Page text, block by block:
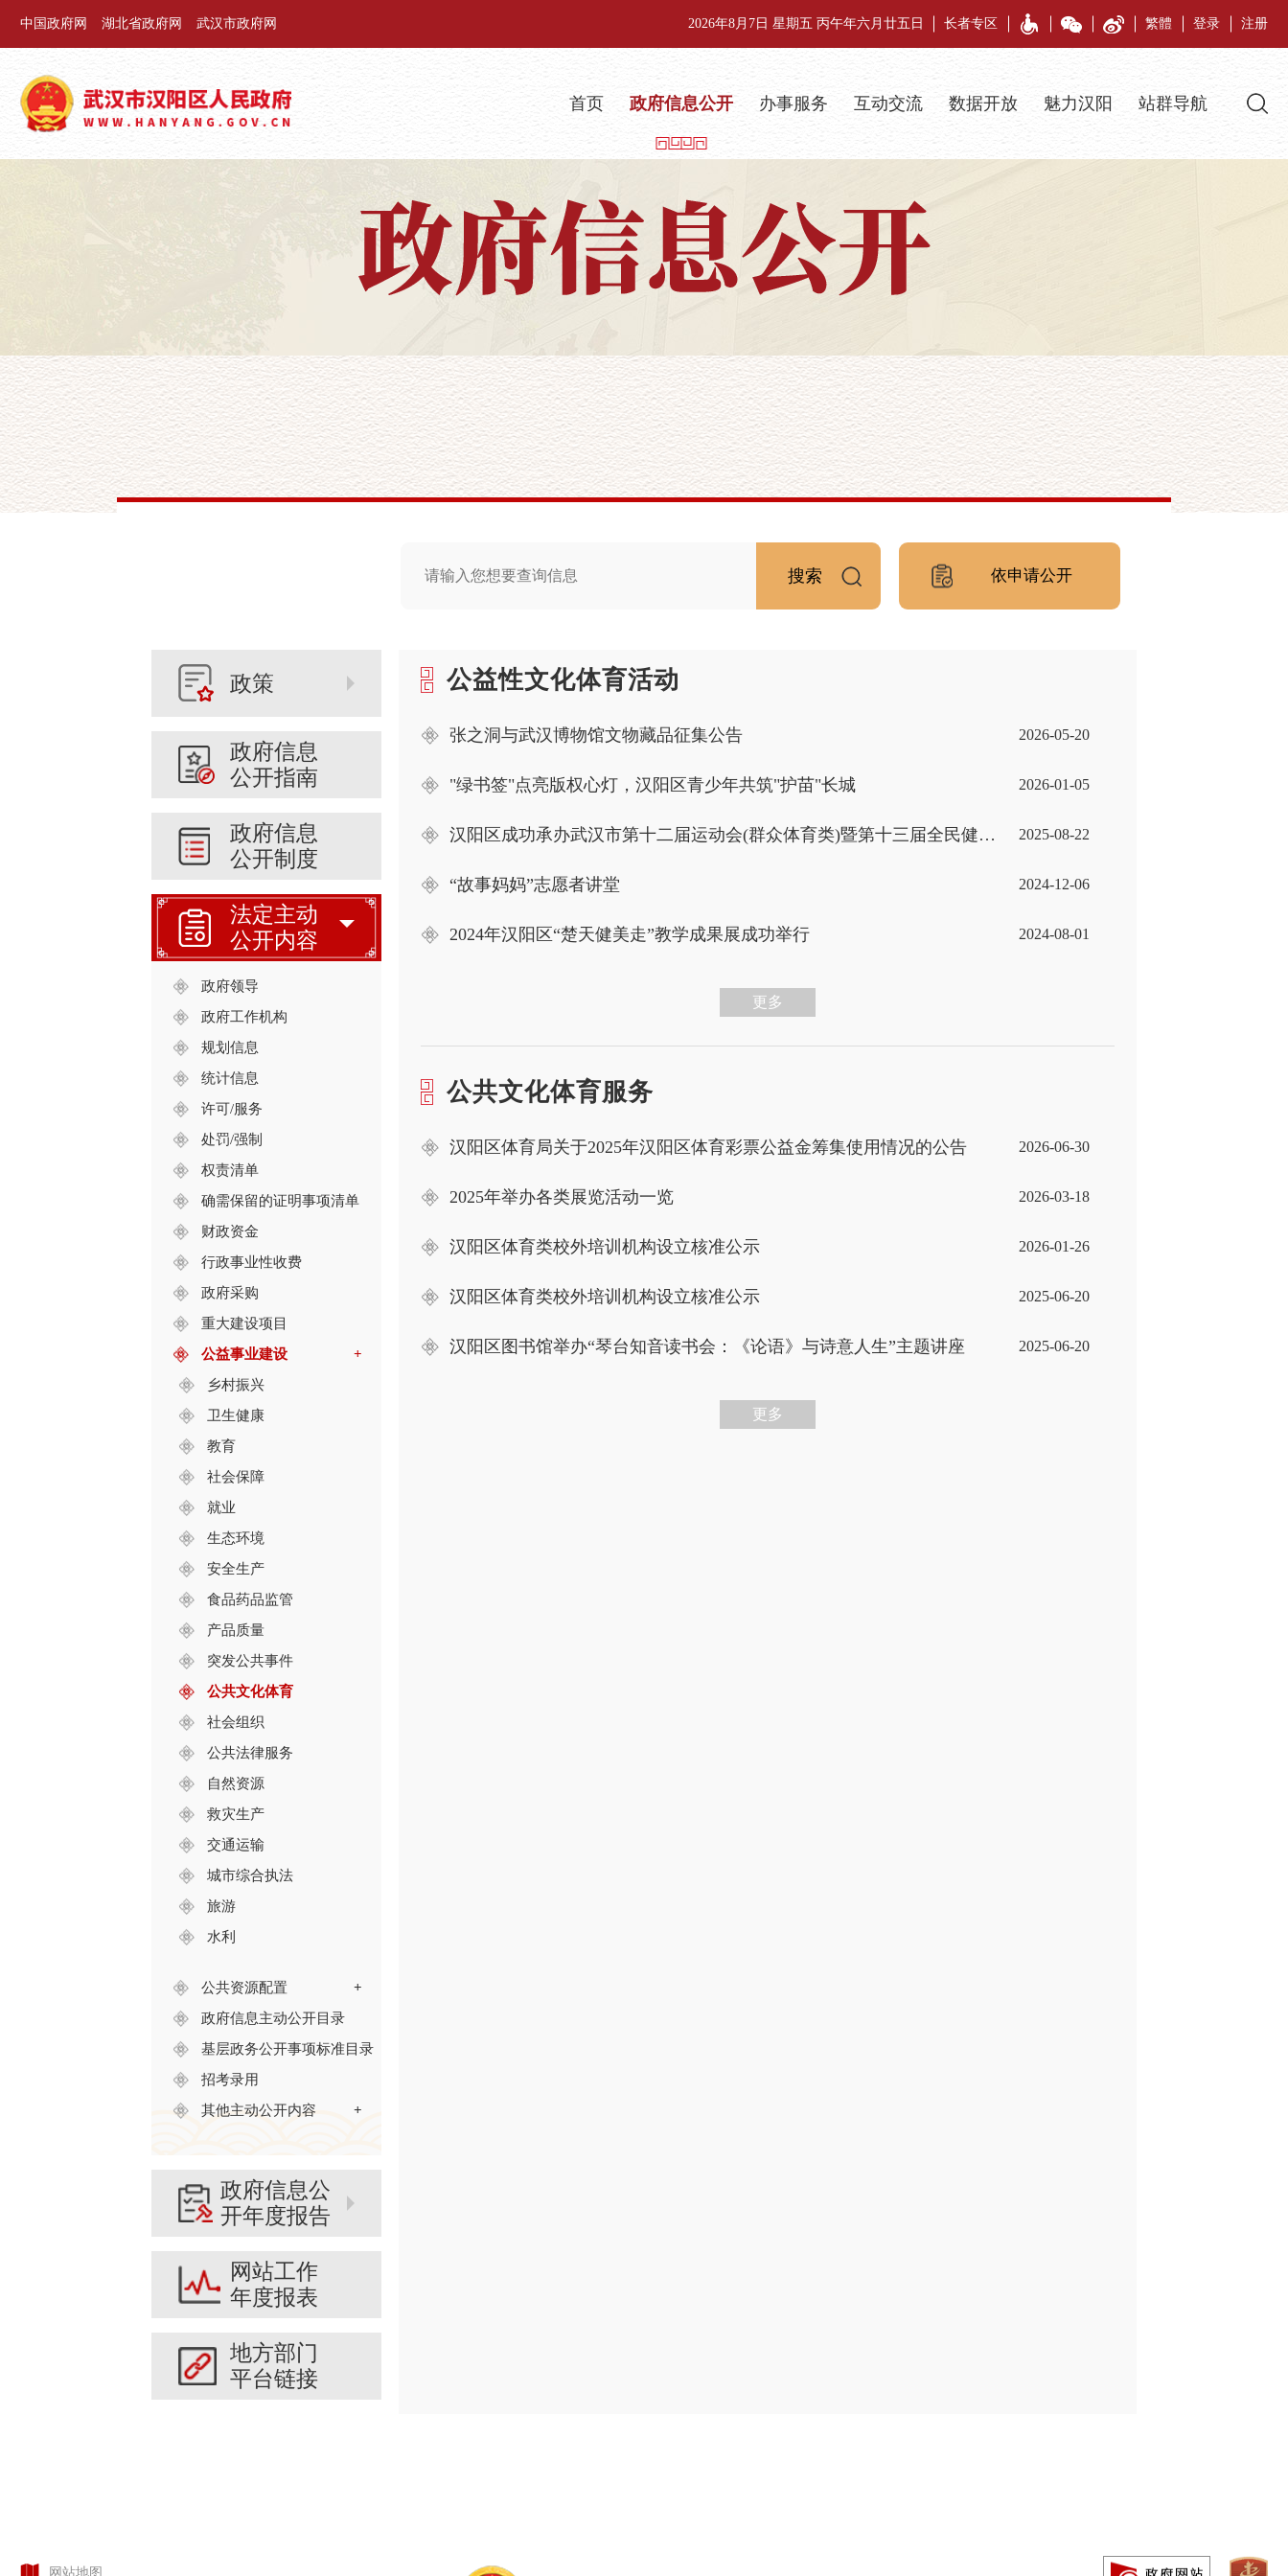
中国政府网 湖北省政府网 武汉市政府网 2026年8月7日 星期五 丙午年六月廿五日 长者专区 繁體 登录 注册
首页 政府信息公开 办事服务 互动交流 数据开放 魅力汉阳 站群导航
搜索 依申请公开
政策
政府信息
公开指南
政府信息
公开制度
法定主动
公开内容
政府领导
政府工作机构
规划信息
统计信息
许可/服务
处罚/强制
权责清单
确需保留的证明事项清单
财政资金
行政事业性收费
政府采购
重大建设项目
公益事业建设
+
乡村振兴
卫生健康
教育
社会保障
就业
生态环境
安全生产
食品药品监管
产品质量
突发公共事件
公共文化体育
社会组织
公共法律服务
自然资源
救灾生产
交通运输
城市综合执法
旅游
水利
公共资源配置
+
政府信息主动公开目录
基层政务公开事项标准目录
招考录用
其他主动公开内容
+
政府信息公
开年度报告
网站工作
年度报表
地方部门
平台链接
公益性文化体育活动
张之洞与武汉博物馆文物藏品征集公告 2026-05-20
"绿书签"点亮版权心灯，汉阳区青少年共筑"护苗"长城 2026-01-05
汉阳区成功承办武汉市第十二届运动会(群众体育类)暨第十三届全民健身运动会乒乓球比赛 2025-08-22
“故事妈妈”志愿者讲堂 2024-12-06
2024年汉阳区“楚天健美走”教学成果展成功举行 2024-08-01
更多
公共文化体育服务
汉阳区体育局关于2025年汉阳区体育彩票公益金筹集使用情况的公告 2026-06-30
2025年举办各类展览活动一览 2026-03-18
汉阳区体育类校外培训机构设立核准公示 2026-01-26
汉阳区体育类校外培训机构设立核准公示 2025-06-20
汉阳区图书馆举办“琴台知音读书会：《论语》与诗意人生”主题讲座 2025-06-20
更多
网站地图